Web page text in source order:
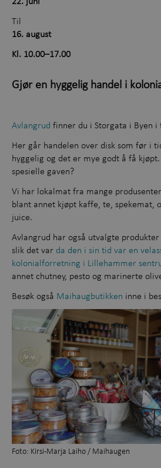
Kunnskap og
Utforsk
Til
16. august
Kl. 10.00–17.00
Gjør en hyggelig handel i
Avlangrud finner du i Storgata i Byen
Her går handelen over disk som før i
hyggelig og det er mye godt å få
spesielle gaven?
Vi har lokalmat fra mange
blant annet kjøpt kaffe, te, spekemat,
juice.
Avlangrud har også utvalgte
slik det var da den i sin tid var en
kolonialforretning i Lillehammer
annet chutney, pesto og marinerte
Besøk også Maihaugbutikken inne i
Foto: Kirsi-Marja Laiho / Maihaugen